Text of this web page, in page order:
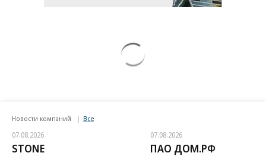
Новости компаний Все
07.08.2026
STONE
07.08.2026
ПАО ДОМ.РФ